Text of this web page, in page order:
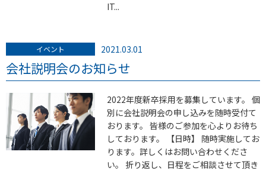
IT...
会社説明会のお知らせ
イベント 2021.03.01
2022年度新卒採用を募集しています。 個
別に会社説明会の申し込みを随時受付て
おります。 皆様のご参加を心よりお待ち
しております。 【日時】 随時実施してお
ります。詳しくはお問い合わせくださ
い。 折り返し、日程をご相談させて頂き